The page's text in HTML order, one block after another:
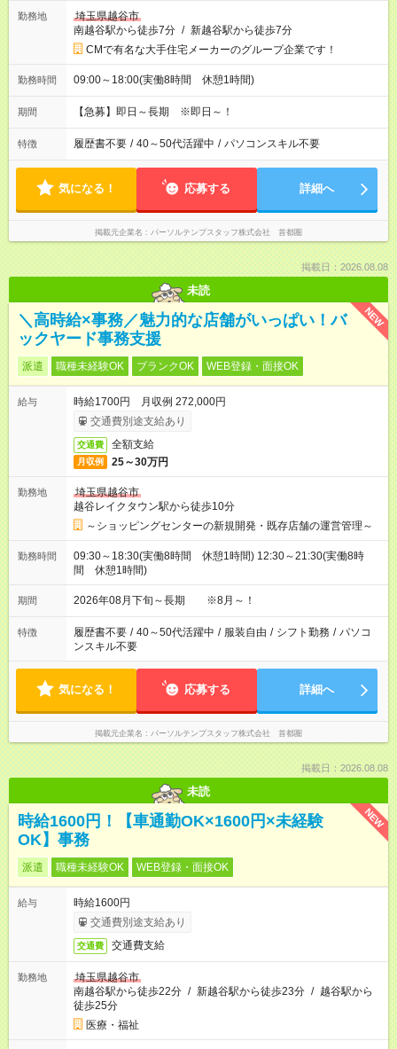
勤務地
埼玉県越谷市
南越谷駅から徒歩7分 / 新越谷駅から徒歩7分
CMで有名な大手住宅メーカーのグループ企業です！
勤務時間 09:00～18:00(実働8時間 休憩1時間)
期間 【急募】即日～長期 ※即日～！
特徴 履歴書不要 / 40～50代活躍中 / パソコンスキル不要
気になる！ 応募する 詳細へ
掲載元企業名 パーソルテンプスタッフ株式会社 首都圏
掲載日：2026.08.08
未読
NEW
＼高時給×事務／魅力的な店舗がいっぱい！バ
ックヤード事務支援
派遣 職種未経験OK ブランクOK WEB登録・面接OK
給与
時給1700円 月収例 272,000円
交通費別途支給あり
交通費 全額支給
月収例 25～30万円
勤務地
埼玉県越谷市
越谷レイクタウン駅から徒歩10分
～ショッピングセンターの新規開発・既存店舗の運営管理～
勤務時間
09:30～18:30(実働8時間 休憩1時間) 12:30～21:30(実働8時
間 休憩1時間)
期間 2026年08月下旬～長期 ※8月～！
特徴 履歴書不要 / 40～50代活躍中 / 服装自由 / シフト勤務 / パソコ
ンスキル不要
気になる！ 応募する 詳細へ
掲載元企業名 パーソルテンプスタッフ株式会社 首都圏
掲載日：2026.08.08
未読
NEW
時給1600円！【車通勤OK×1600円×未経験
OK】事務
派遣 職種未経験OK WEB登録・面接OK
給与
時給1600円
交通費別途支給あり
交通費 交通費支給
勤務地
埼玉県越谷市
南越谷駅から徒歩22分 / 新越谷駅から徒歩23分 / 越谷駅から
徒歩25分
医療・福祉